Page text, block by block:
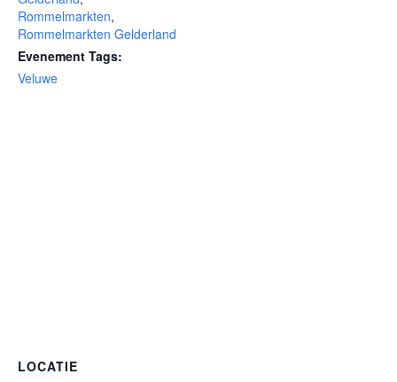
Rommelmarkten,
Rommelmarkten Gelderland
Evenement Tags:
Veluwe
LOCATIE